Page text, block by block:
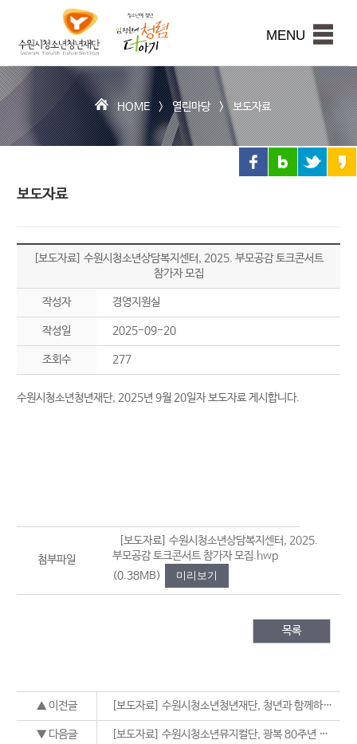
본문내용 바로가기
시
청
소
년
청
년
재
단
MENU
HOME >열린마당>보도자료
보도자료
[보도자료] 수원시청소년상담복지센터, 2025. 부모공감 토크콘서트
참가자 모집
작성자 경영지원실
작성일 2025-09-20
조회수 277
수원시청소년청년재단, 2025년 9월 20일자 보도자료 게시합니다.
첨부파일
[보도자료] 수원시청소년상담복지센터, 2025.
부모공감 토크콘서트 참가자 모집.hwp
(0.38MB)
미리보기
목록
▲ 이전글 [보도자료] 수원시청소년청년재단, 청년과 함께하는 2025. 제6회 청년의 날 기념행사 개최
▼ 다음글 [보도자료] 수원시청소년뮤지컬단, 광복 80주년 기념 제8회 정기공연 개최 등 2건